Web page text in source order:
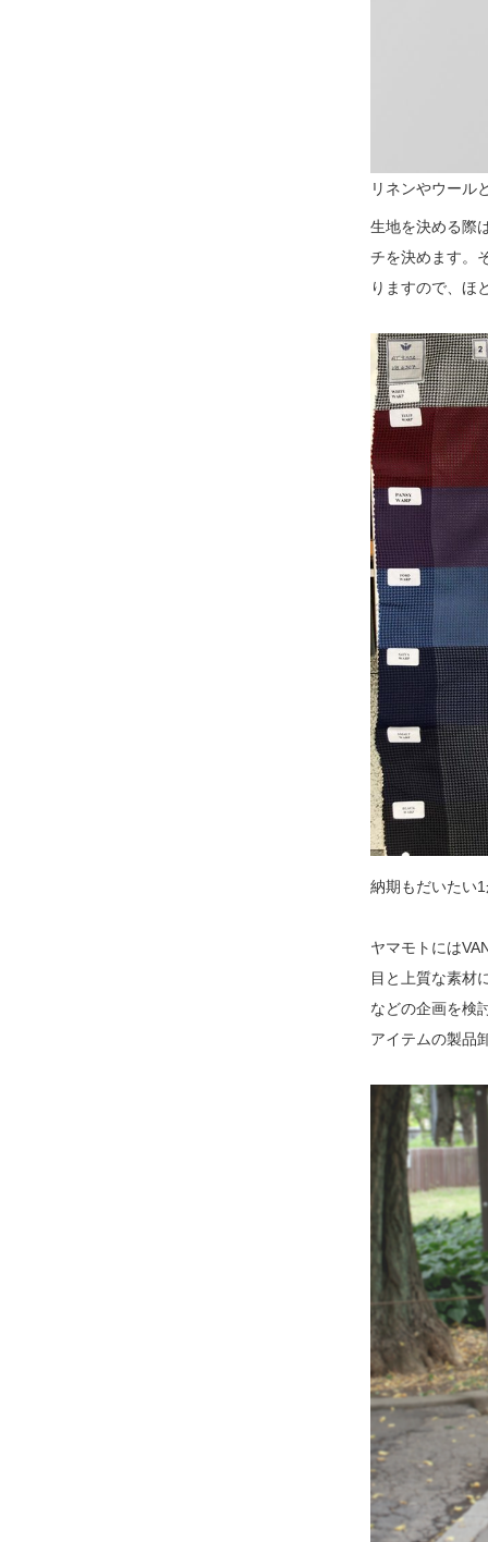
リネンやウール
生地を決める際
チを決めます。
りますので、ほ
納期もだいたい
ヤマモトには
目と上質な素材
などの企画を検
アイテムの製品